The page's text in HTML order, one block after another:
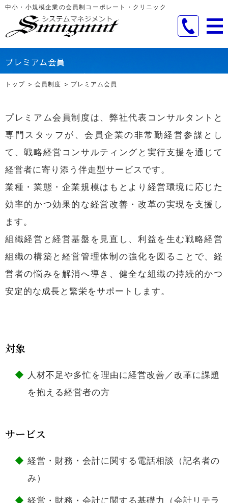
中小・小規模企業の会員制コーポレート・クリニック
プレミアム会員
トップ 会員制度 プレミアム会員
プレミアム会員制度は、弊社代表コンサルタントと
専門スタッフが、会員企業の非常勤経営参謀とし
て、戦略経営コンサルティングと実行支援を通じて
経営者に寄り添う伴走型サービスです。
業種・業態・企業規模はもとより経営環境に応じた
効率的かつ効果的な経営改善・改革の実現を支援し
ます。
組織経営と経営基盤を見直し、利益を生む戦略経営
組織の構築と経営管理体制の強化を図ることで、経
営者の悩みを解消へ導き、健全な組織の持続的かつ
安定的な成長と繁栄をサポートします。
対象
人材不足や多忙を理由に経営改善／改革に課題
を抱える経営者の方
サービス
経営・財務・会計に関する電話相談（記名者の
み）
経営・財務・会計に関する基礎力（会計リテラ